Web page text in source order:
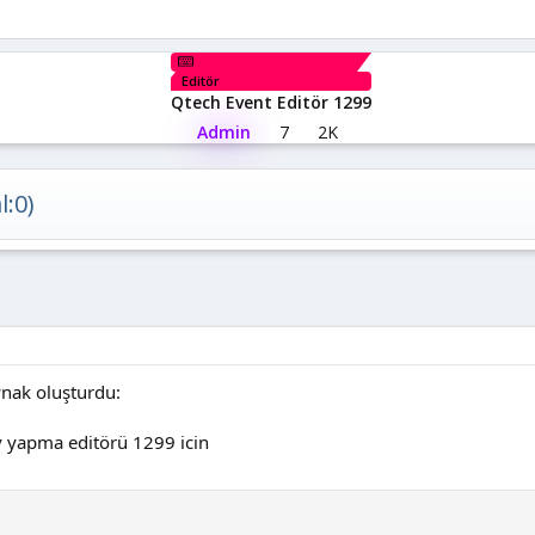
Editör
Qtech Event Editör 1299
Admin
7 2K
oluşturdu:
yapma editörü 1299 icin